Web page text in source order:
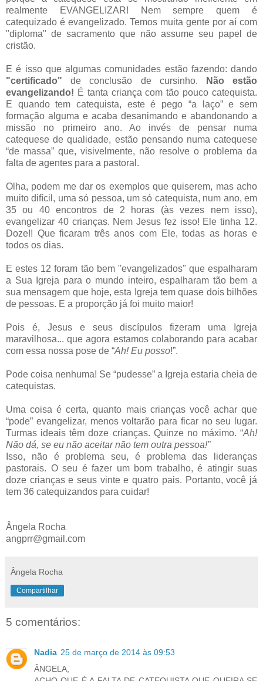
realmente EVANGELIZAR! Nem sempre quem é
catequizado é evangelizado. Temos muita gente por aí com
"diploma" de sacramento que não assume seu papel de
cristão.
E é isso que algumas comunidades estão fazendo: dando
"certificado" de conclusão de cursinho.
Não estão
evangelizando! É tanta criança com tão pouco catequista.
E quando tem catequista, este é pego “a laço” e sem
formação alguma e acaba desanimando e abandonando a
missão no primeiro ano. Ao invés de pensar numa
catequese de qualidade, estão pensando numa catequese
“de massa” que, visivelmente, não resolve o problema da
falta de agentes para a pastoral.
Olha, podem me dar os exemplos que quiserem, mas acho
muito difícil, uma só pessoa, um só catequista, num ano, em
35 ou 40 encontros de 2 horas (às vezes nem isso),
evangelizar 40 crianças. Nem Jesus fez isso! Ele tinha 12.
Doze!! Que ficaram três anos com Ele, todas as horas e
todos os dias.
E estes 12 foram tão bem "evangelizados" que espalharam
a Sua Igreja para o mundo inteiro, espalharam tão bem a
sua mensagem que hoje, esta Igreja tem quase dois bilhões
de pessoas. E a proporção já foi muito maior!
Pois é, Jesus e seus discípulos fizeram uma Igreja
maravilhosa... que agora estamos colaborando para acabar
com essa nossa pose de “Ah! Eu posso!”.
Pode coisa nenhuma! Se “pudesse” a Igreja estaria cheia de
catequistas.
Uma coisa é certa, quanto mais crianças você achar que
“pode” evangelizar, menos voltarão para ficar no seu lugar.
Turmas ideais têm doze crianças. Quinze no máximo. “Ah!
Não dá, se eu não aceitar não tem outra pessoa!”
Isso, não é problema seu, é problema das lideranças
pastorais. O seu é fazer um bom trabalho, é atingir suas
doze crianças e seus vinte e quatro pais. Portanto, você já
tem 36 catequizandos para cuidar!
Ângela Rocha
angprr@gmail.com
Ângela Rocha
Compartilhar
5 comentários:
Nadia 25 de março de 2014 às 09:53
ÂNGELA,